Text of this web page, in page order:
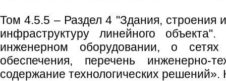
Том 4.5.5 – Раздел 4 "Здания, строения
инфраструктуру линейного
инженерном оборудовании, о сетях
обеспечения, перечень инженерно-
содержание технологических решений».